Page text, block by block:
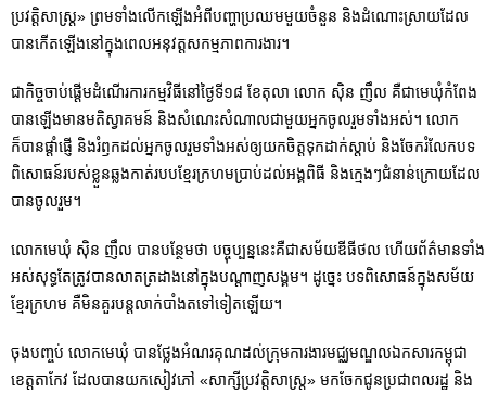
ប្រវត្តិសាស្ត្រ» ព្រមទាំងលើកឡើងអំពីបញ្ហាប្រឈមមួយចំនួន និងដំណោះស្រាយដែល
បានកើតឡើងនៅក្នុងពេលអនុវត្តសកម្មភាពការងារ។
ជាកិច្ចចាប់ផ្ដើមដំណើរការកម្មវិធីនៅថ្ងៃទី១៨ ខែតុលា លោក ស៊ិន ញឹល គឺជាមេឃុំកំពែង
បានឡើងមានមតិស្វាគមន៍ និងសំណេះសំណាលជាមួយអ្នកចូលរួមទាំងអស់។ លោក
ក៏បានផ្តាំផ្ញើ និងរំឭកដល់អ្នកចូលរួមទាំងអស់ឲ្យយកចិត្តទុកដាក់ស្តាប់ និងចែករំលែកបទ
ពិសោធន៍របស់ខ្លួនឆ្លងកាត់របបខ្មែរក្រហមប្រាប់ដល់អង្គពិធី និងក្មេងៗជំនាន់ក្រោយដែល
បានចូលរួម។
លោកមេឃុំ​ ស៊ិន ញឹល បានបន្ថែមថា បច្ចុប្បន្ននេះគឺជាសម័យឌីធីថល ហើយព័ត៌មានទាំង
អស់សុទ្ធតែត្រូវបានលាតត្រដាងនៅក្នុងបណ្តាញសង្គម។ ដូច្នេះ បទពិសោធន៍ក្នុងសម័​យ​
ខ្មែរក្រហម គឺមិនគួរបន្តលាក់បាំងតទៅទៀតឡើយ។
ចុងបញ្ចប់ លោកមេឃុំ បានថ្លែងអំណរគុណដល់ក្រុមការងារមជ្ឈមណ្ឌលឯកសារកម្ពុជា
ខេត្តតាកែវ ដែលបានយកសៀវភៅ «សាក្សីប្រវត្តិសាស្ត្រ» មកចែកជូនប្រជាពលរដ្ឋ និង